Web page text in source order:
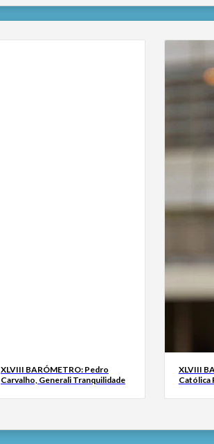
XLVIII BARÓMETRO: Pedro
Carvalho, Generali Tranquilidade
XLVIII
Católica